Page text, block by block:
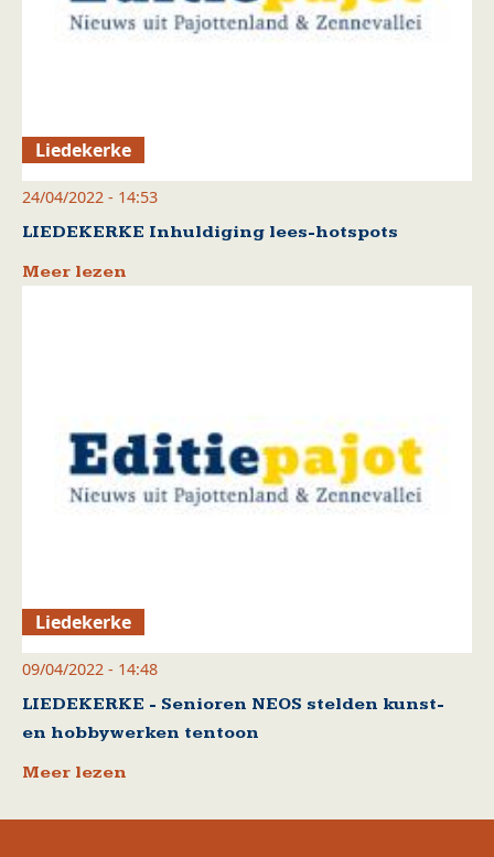
Liedekerke
24/04/2022 - 14:53
LIEDEKERKE Inhuldiging lees-hotspots
Meer lezen
Liedekerke
09/04/2022 - 14:48
LIEDEKERKE - Senioren NEOS stelden kunst-
en hobbywerken tentoon
Meer lezen